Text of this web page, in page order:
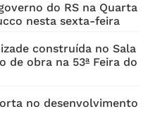
do RS na Quarta
nesta sexta-feira
construída no Sala
de obra na 53ª Feira do
no desenvolvimento